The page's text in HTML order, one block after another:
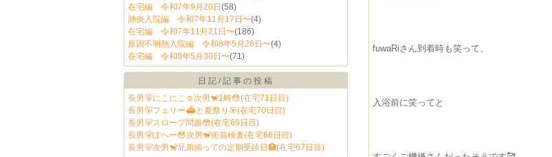
在宅編 令和7年9月20日 (58)
肺炎入院編 令和7年11月17日〜(4)
在宅編 令和7年11月21日〜(186)
原因不明熱入院編 令和8年5月26日〜(4)
在宅編 令和8年5月30日〜(71)
日記/記事の投稿
長男🐻にこにこ☺️次男🐒1時😳(在宅71日目)
長男🐻フェリー⛴️と夏祭り🎯(在宅70日目)
長男🐻スロープ問題😳(在宅69日目)
長男🐻ぽへー😳次男🐒術前検査(在宅68日目)
長男🐻次男🐒兄弟揃っての定期受診日🏥(在宅67日目)
fuwaRiさん到着時も笑って、
入浴前に笑ってと